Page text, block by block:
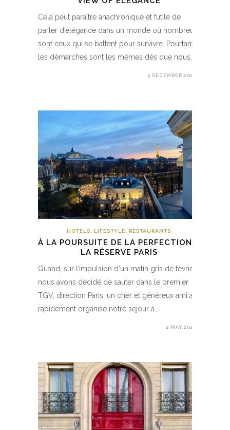
Cela peut paraître anachronique et futile de
parler d’élégance dans un monde où nombreux
sont ceux qui se battent pour survivre. Pourtant,
les démarches sont les mêmes dès que nous…
5 DECEMBER 2020
HOTELS LIFESTYLE RESTAURANTS
À LA POURSUITE DE LA PERFECTION –
LA RÉSERVE PARIS
Quand, sur l’impulsion d'un matin gris de février,
nous avons décidé de sauter dans le premier
TGV, direction Paris, un cher et généreux ami a
rapidement organisé notre séjour à…
2 MAY 2020